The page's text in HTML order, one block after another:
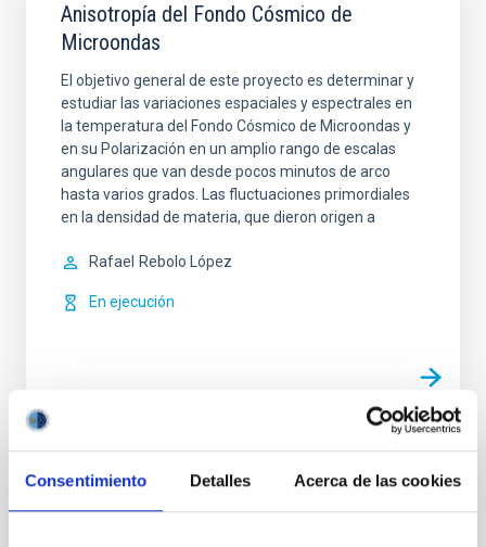
Consentimiento Detalles Acerca de las cookies
Anisotropía del Fondo Cósmico de
Microondas
El objetivo general de este proyecto es determinar y
estudiar las variaciones espaciales y espectrales en
la temperatura del Fondo Cósmico de Microondas y
en su Polarización en un amplio rango de escalas
angulares que van desde pocos minutos de arco
hasta varios grados. Las fluctuaciones primordiales
en la densidad de materia, que dieron origen a
Rafael Rebolo López
En ejecución
CON ÁRBITRO